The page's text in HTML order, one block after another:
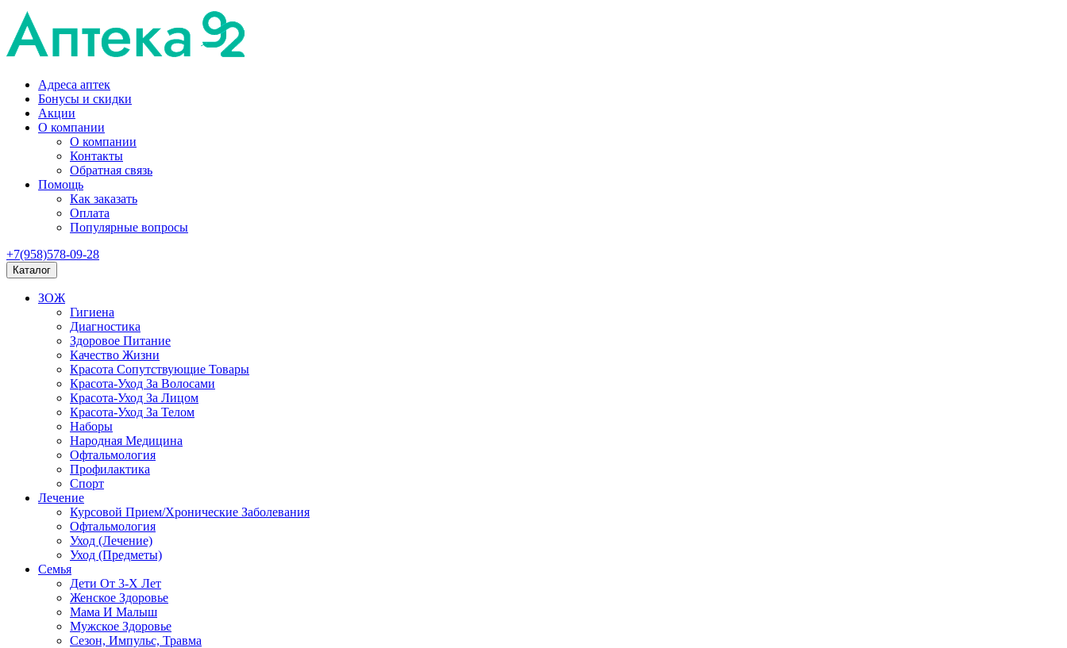
Адреса аптек
Бонусы и скидки
Акции
О компании
О компании
Контакты
Обратная связь
Помощь
Как заказать
Оплата
Популярные вопросы
+7(958)578-09-28
Каталог
ЗОЖ
Гигиена
Диагностика
Здоровое Питание
Качество Жизни
Красота Сопутствующие Товары
Красота-Уход За Волосами
Красота-Уход За Лицом
Красота-Уход За Телом
Наборы
Народная Медицина
Офтальмология
Профилактика
Спорт
Лечение
Курсовой Прием/Хронические Заболевания
Офтальмология
Уход (Лечение)
Уход (Предметы)
Семья
Дети От 3-Х Лет
Женское Здоровье
Мама И Малыш
Мужское Здоровье
Сезон, Импульс, Травма